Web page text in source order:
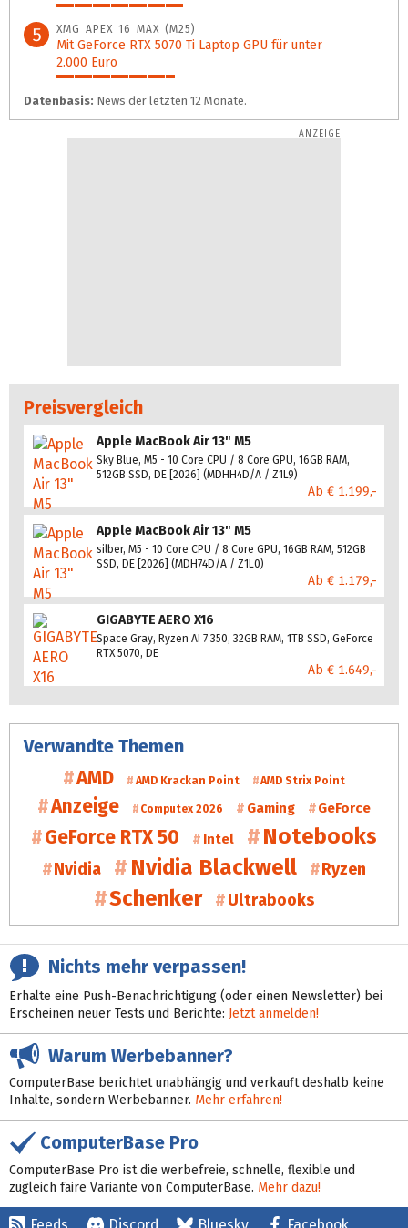
39%
5 XMG APEX 16 MAX (M25)
Mit GeForce RTX 5070 Ti Laptop GPU für unter
2.000 Euro
36%
Datenbasis: News der letzten 12 Monate.
Preisvergleich
Apple MacBook Air 13" M5
Sky Blue, M5 - 10 Core CPU / 8 Core GPU, 16GB RAM,
512GB SSD, DE [2026] (MDHH4D/A / Z1L9)
Ab € 1.199,-
Apple MacBook Air 13" M5
silber, M5 - 10 Core CPU / 8 Core GPU, 16GB RAM, 512GB
SSD, DE [2026] (MDH74D/A / Z1L0)
Ab € 1.179,-
GIGABYTE AERO X16
Space Gray, Ryzen AI 7 350, 32GB RAM, 1TB SSD, GeForce
RTX 5070, DE
Ab € 1.649,-
Verwandte Themen
AMD AMD Krackan Point AMD Strix Point
Anzeige Computex 2026 Gaming GeForce
GeForce RTX 50 Intel Notebooks
Nvidia Nvidia Blackwell Ryzen
Schenker Ultrabooks
Nichts mehr verpassen!
Erhalte eine Push-Benachrichtigung (oder einen Newsletter) bei
Erscheinen neuer Tests und Berichte: Jetzt anmelden!
Warum Werbebanner?
ComputerBase berichtet unabhängig und verkauft deshalb keine
Inhalte, sondern Werbebanner. Mehr erfahren!
ComputerBase Pro
ComputerBase Pro ist die werbefreie, schnelle, flexible und
zugleich faire Variante von ComputerBase. Mehr dazu!